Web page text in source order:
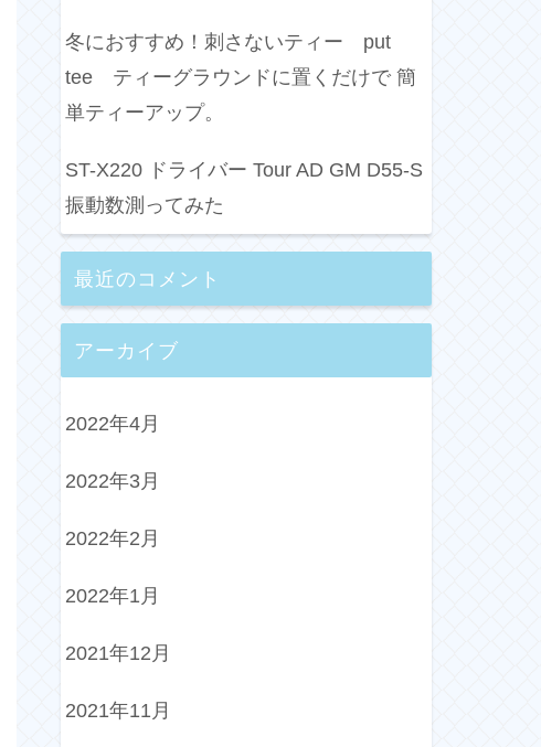
冬におすすめ！刺さないティー put
tee ティーグラウンドに置くだけで 簡
単ティーアップ。
ST-X220 ドライバー Tour AD GM D55-S
振動数測ってみた
最近のコメント
アーカイブ
2022年4月
2022年3月
2022年2月
2022年1月
2021年12月
2021年11月